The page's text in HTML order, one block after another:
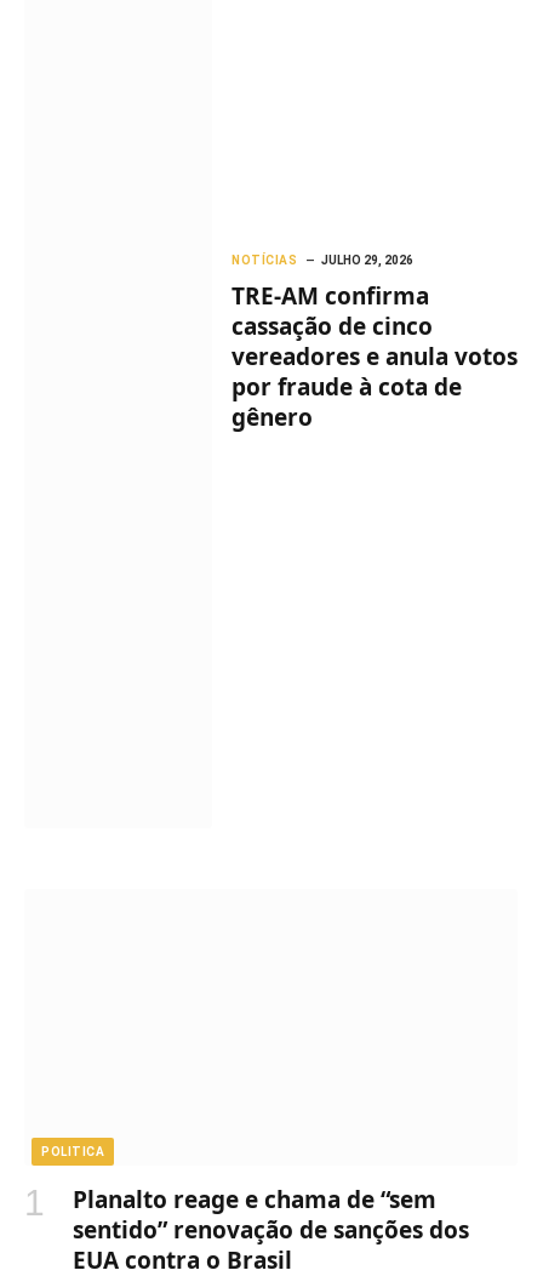
NOTÍCIAS JULHO 29, 2026
TRE-AM confirma
cassação de cinco
vereadores e anula votos
por fraude à cota de
gênero
POLITICA
Planalto reage e chama de “sem
sentido” renovação de sanções dos
EUA contra o Brasil